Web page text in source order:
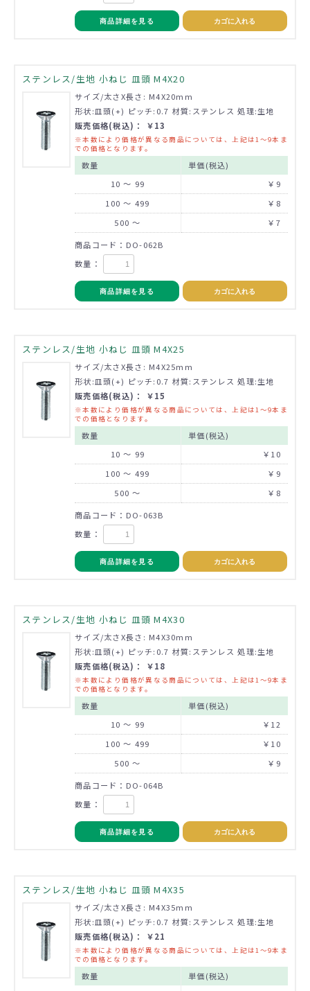
商品詳細を見る カゴに入れる
ステンレス/生地 小ねじ 皿頭 M4X20
サイズ/太さX長さ: M4X20mm
形状:皿頭(+) ピッチ:0.7 材質:ステンレス 処理:生地
販売価格(税込)： ￥13
※本数により価格が異なる商品については、上記は1～9本ま
での価格となります。
数量
単価(税込)
10 ～ 99
￥9
100 ～ 499
￥8
500 ～
￥7
商品コード：DO-062B
数量：
商品詳細を見る カゴに入れる
ステンレス/生地 小ねじ 皿頭 M4X25
サイズ/太さX長さ: M4X25mm
形状:皿頭(+) ピッチ:0.7 材質:ステンレス 処理:生地
販売価格(税込)： ￥15
※本数により価格が異なる商品については、上記は1～9本ま
での価格となります。
数量
単価(税込)
10 ～ 99
￥10
100 ～ 499
￥9
500 ～
￥8
商品コード：DO-063B
数量：
商品詳細を見る カゴに入れる
ステンレス/生地 小ねじ 皿頭 M4X30
サイズ/太さX長さ: M4X30mm
形状:皿頭(+) ピッチ:0.7 材質:ステンレス 処理:生地
販売価格(税込)： ￥18
※本数により価格が異なる商品については、上記は1～9本ま
での価格となります。
数量
単価(税込)
10 ～ 99
￥12
100 ～ 499
￥10
500 ～
￥9
商品コード：DO-064B
数量：
商品詳細を見る カゴに入れる
ステンレス/生地 小ねじ 皿頭 M4X35
サイズ/太さX長さ: M4X35mm
形状:皿頭(+) ピッチ:0.7 材質:ステンレス 処理:生地
販売価格(税込)： ￥21
※本数により価格が異なる商品については、上記は1～9本ま
での価格となります。
数量
単価(税込)